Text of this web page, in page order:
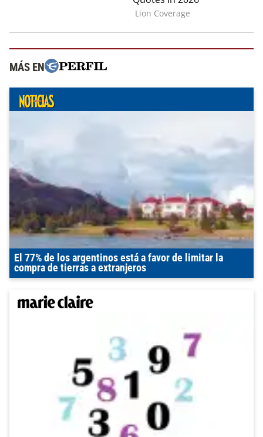
MÁS EN
El 77% de los argentinos está a favor de limitar la
compra de tierras a extranjeros